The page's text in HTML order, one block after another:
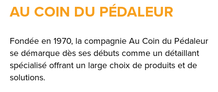
AU COIN DU PÉDALEUR
Fondée en 1970, la compagnie Au Coin du Pédaleur
se démarque dès ses débuts comme un détaillant
spécialisé offrant un large choix de produits et de
solutions.